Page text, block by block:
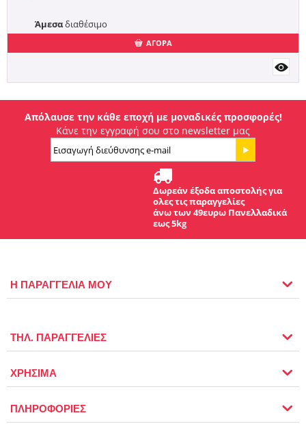
Άμεσαδιαθέσιμο
ΑΓΟΡΑ
Απόλαυσε την κάθε εποχή με μοναδικές προσφορές!
Κάνε την εγγραφή σου στο newsletter μας
Δωρεάν έξοδα αποστολής για
ολες τις παραγγελίες
άνω των 49ευρω Πανελλαδικά
εως 5kg
Η ΠΑΡΑΓΓΕΛΙΑ ΜΟΥ
ΤΗΛ. ΠΑΡΑΓΓΕΛΙΕΣ
ΧΡΗΣΙΜΑ
ΠΛΗΡΟΦΟΡΙΕΣ